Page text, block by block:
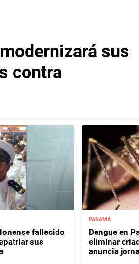
sus
contra
fallecido
sus
PANAMÁ
Dengue en
eliminar
anuncia